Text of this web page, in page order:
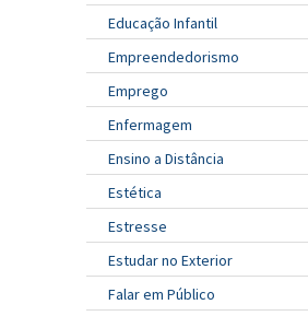
Educação Infantil
Empreendedorismo
Emprego
Enfermagem
Ensino a Distância
Estética
Estresse
Estudar no Exterior
Falar em Público